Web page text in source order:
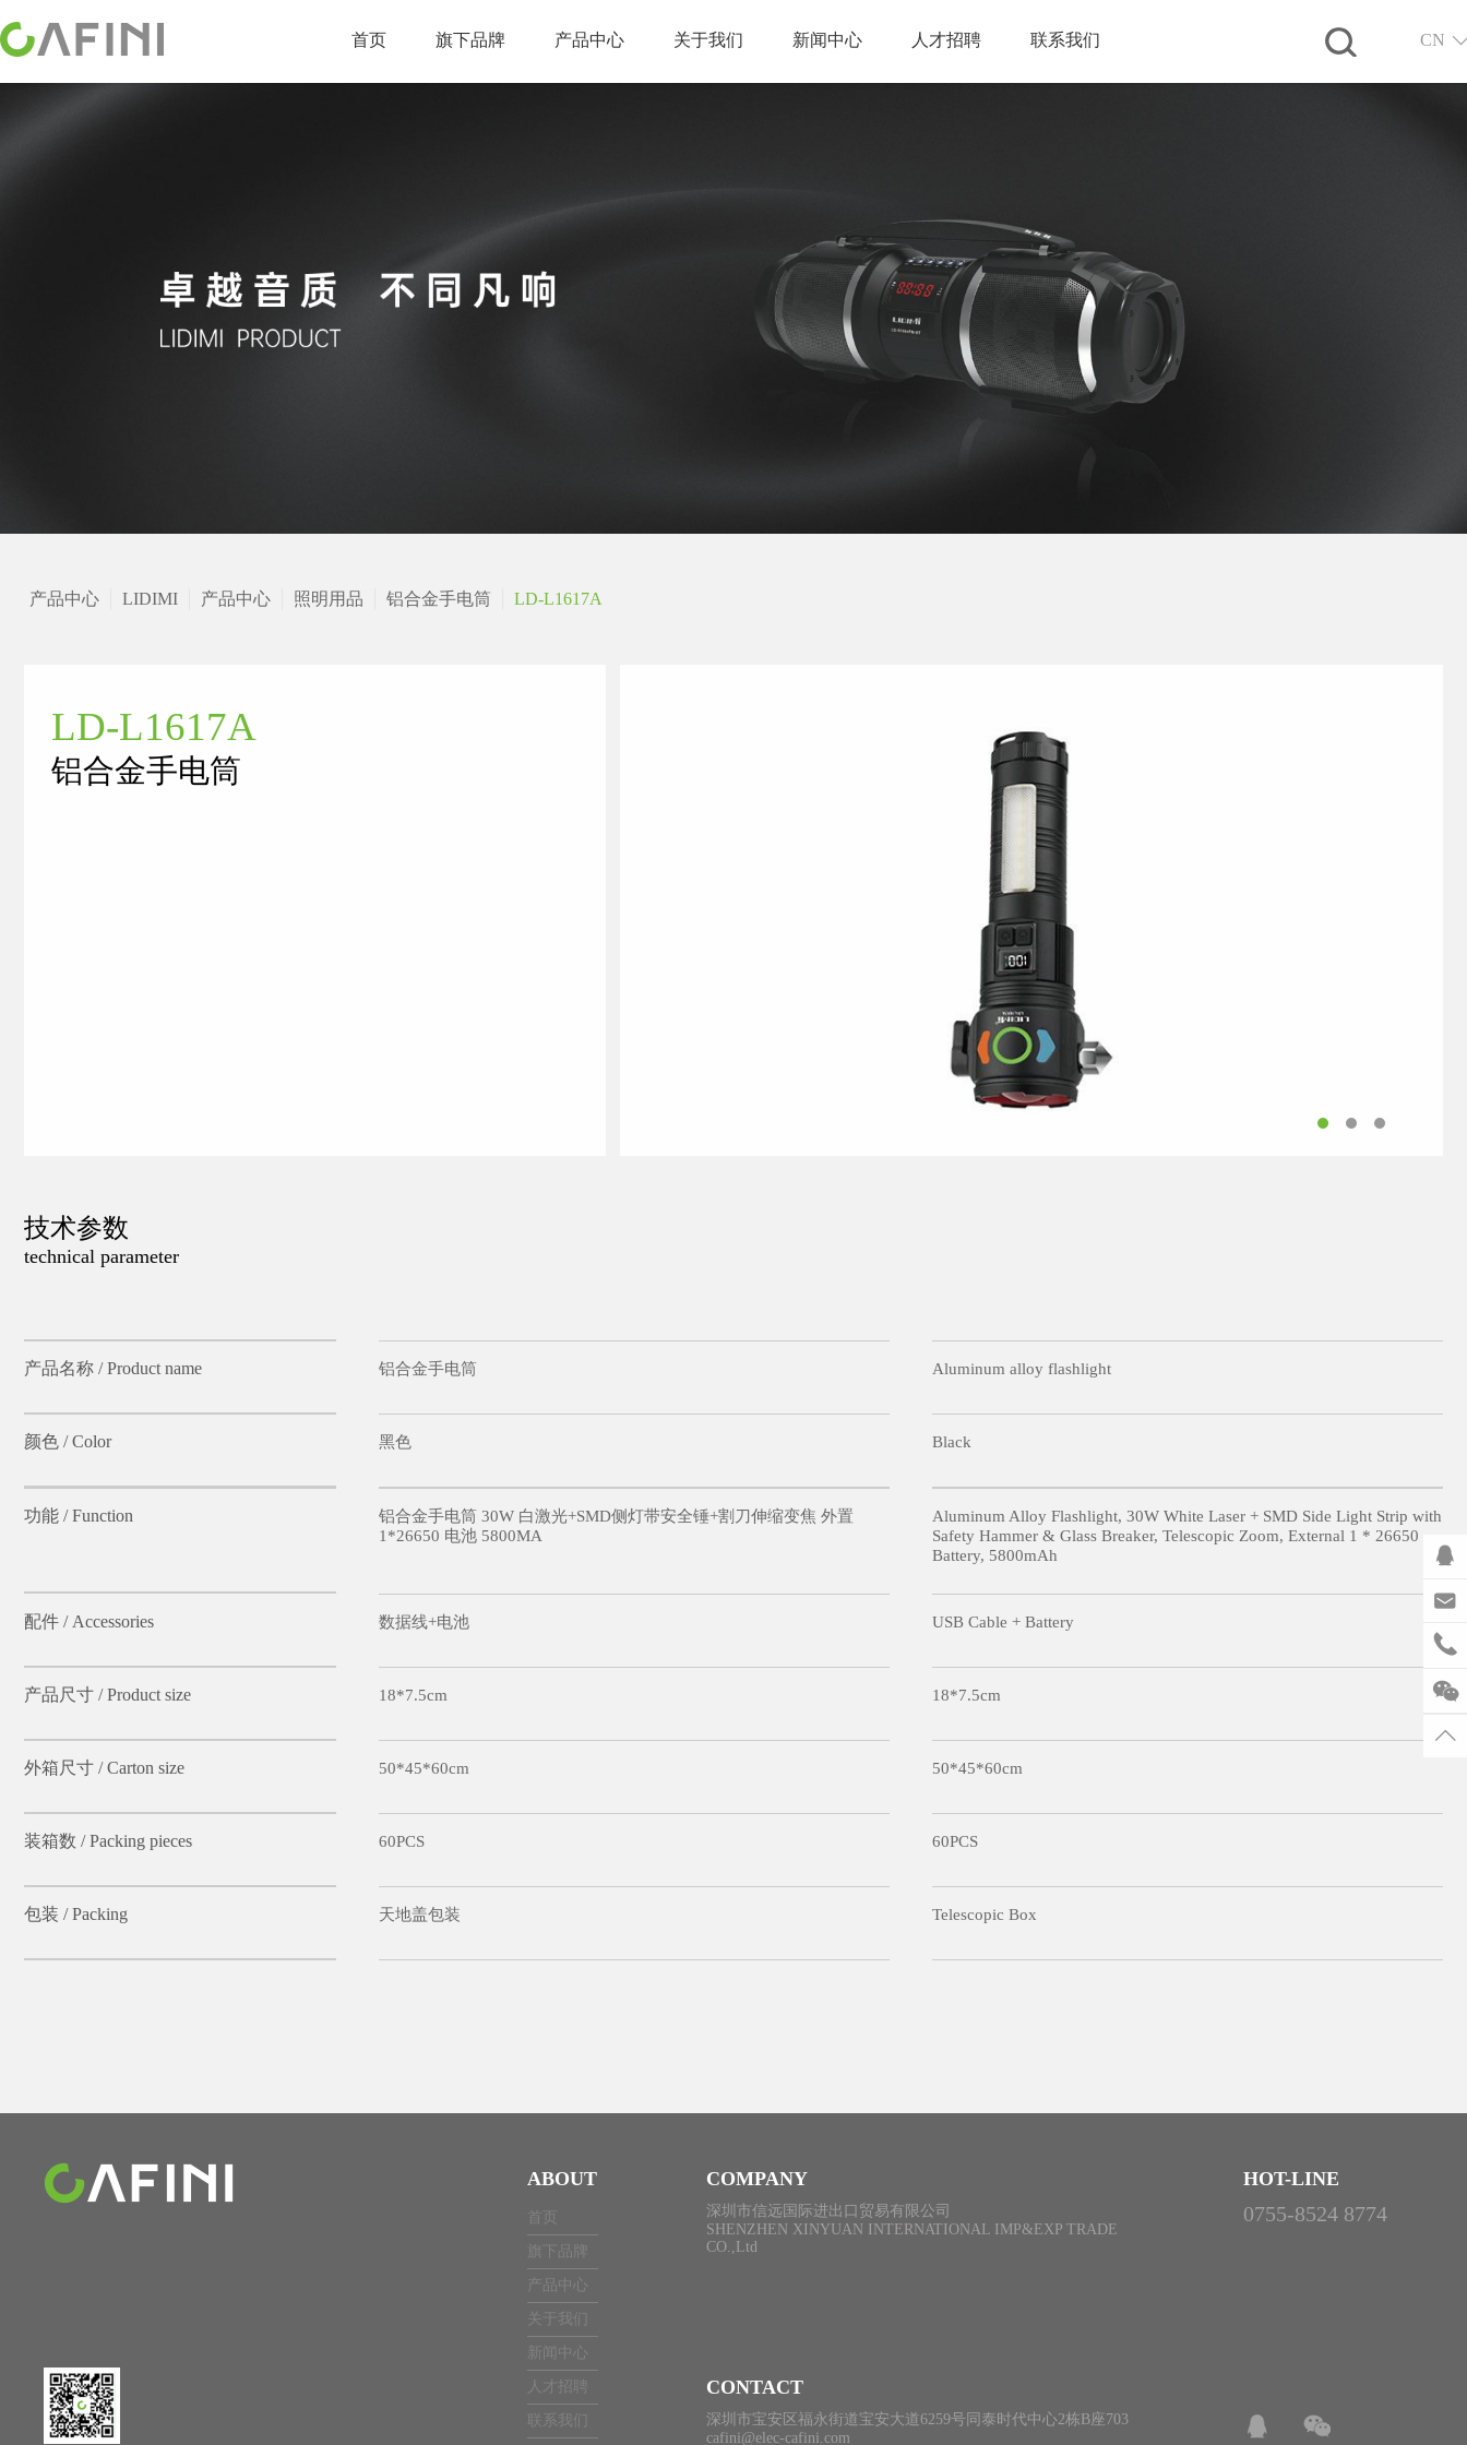
首页 旗下品牌 产品中心 关于我们 新闻中心 人才招聘 联系我们 CN
产品中心 LIDIMI 产品中心 照明用品 铝合金手电筒 LD-L1617A
LD-L1617A
铝合金手电筒
技术参数
technical parameter
产品名称 / Product name 铝合金手电筒 Aluminum alloy flashlight
颜色 / Color 黑色 Black
功能 / Function
铝合金手电筒 30W 白激光+SMD侧灯带安全锤+割刀伸缩变焦 外置
1*26650 电池 5800MA
Aluminum Alloy Flashlight, 30W White Laser + SMD Side Light Strip with
Safety Hammer & Glass Breaker, Telescopic Zoom, External 1 * 26650
Battery, 5800mAh
配件 / Accessories 数据线+电池 USB Cable + Battery
产品尺寸 / Product size 18*7.5cm 18*7.5cm
外箱尺寸 / Carton size 50*45*60cm 50*45*60cm
装箱数 / Packing pieces 60PCS 60PCS
包装 / Packing 天地盖包装 Telescopic Box
ABOUT
首页
旗下品牌
产品中心
关于我们
新闻中心
人才招聘
联系我们
COMPANY
深圳市信远国际进出口贸易有限公司
SHENZHEN XINYUAN INTERNATIONAL IMP&EXP TRADE
CO.,Ltd
CONTACT
深圳市宝安区福永街道宝安大道6259号同泰时代中心2栋B座703
cafini@elec-cafini.com
HOT-LINE
0755-8524 8774